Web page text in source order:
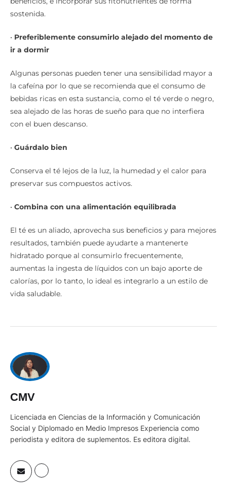
sostenida.
• Preferiblemente consumirlo alejado del momento de
ir a dormir
Algunas personas pueden tener una sensibilidad mayor a
la cafeína por lo que se recomienda que el consumo de
bebidas ricas en esta sustancia, como el té verde o negro,
sea alejado de las horas de sueño para que no interfiera
con el buen descanso.
• Guárdalo bien
Conserva el té lejos de la luz, la humedad y el calor para
preservar sus compuestos activos.
• Combina con una alimentación equilibrada
El té es un aliado, aprovecha sus beneficios y para mejores
resultados, también puede ayudarte a mantenerte
hidratado porque al consumirlo frecuentemente,
aumentas la ingesta de líquidos con un bajo aporte de
calorías, por lo tanto, lo ideal es integrarlo a un estilo de
vida saludable.
CMV
Licenciada en Ciencias de la Información y Comunicación
Social y Diplomado en Medio Impresos Experiencia como
periodista y editora de suplementos. Es editora digital.